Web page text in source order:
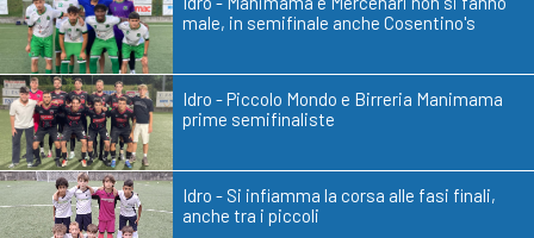
male, in semifinale anche Cosentino's
Idro - Piccolo Mondo e Birreria Manimama
prime semifinaliste
Idro - Si infiamma la corsa alle fasi finali,
anche tra i piccoli